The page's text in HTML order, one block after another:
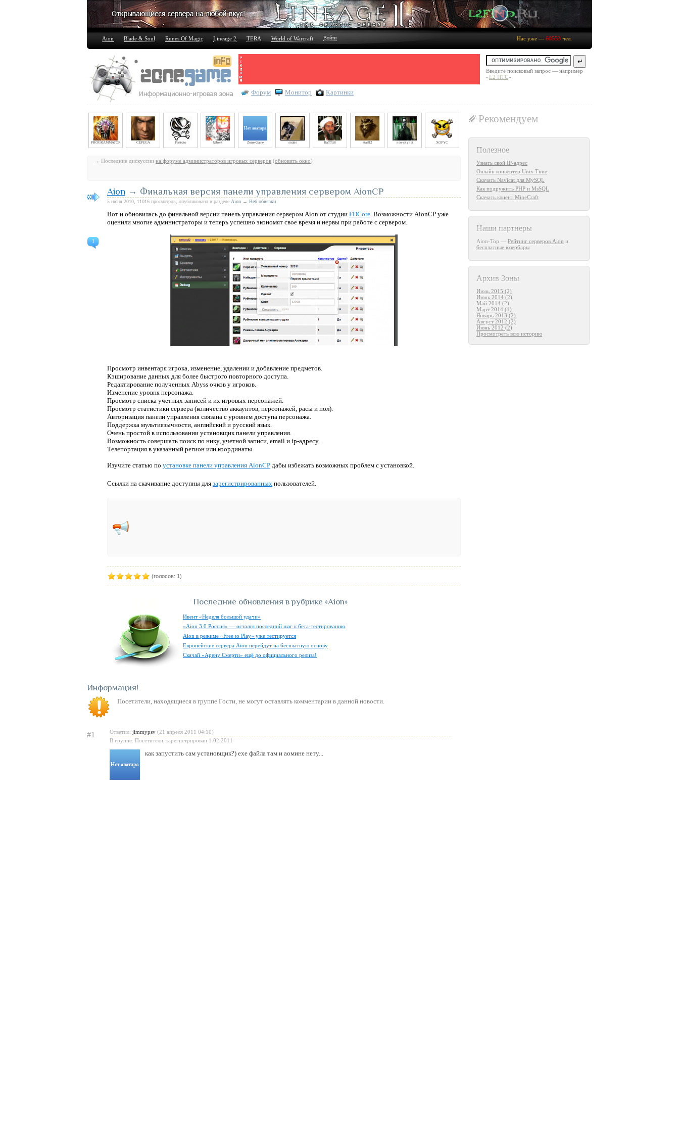
Aion Blade & Soul Runes Of Magic Lineage 2 TERA World of Warcraft Войти Нас уже — 60553 чел.
Введите поисковый запрос — например
«L2 ПТС»
Форум Монитор Картинки
PROGRAMMATOR CEPEGA Perfecto kiberk Zone-Game snake HaTTaB stas82 neo-skynet XOPYC
→ Последние дискуссии на форуме администраторов игровых серверов (обновить окно)
1
Aion → Финальная версия панели управления сервером AionCP
5 июня 2010, 11016 просмотров, опубликовано в разделе Aion → Веб обвязки
Вот и обновилась до финальной версии панель управления сервером Aion от студии FDCore. Возможности AionCP уже
оценили многие администраторы и теперь успешно экономят свое время и нервы при работе с сервером.
Просмотр инвентаря игрока, изменение, удалении и добавление предметов.
Кэширование данных для более быстрого повторного доступа.
Редактирование полученных Abyss очков у игроков.
Изменение уровня персонажа.
Просмотр списка учетных записей и их игровых персонажей.
Просмотр статистики сервера (количество аккаунтов, персонажей, расы и пол).
Авторизация панели управления связана с уровнем доступа персонажа.
Поддержка мультиязычности, английский и русский язык.
Очень простой в использовании установщик панели управления.
Возможность совершать поиск по нику, учетной записи, email и ip-адресу.
Телепортация в указанный регион или координаты.
Изучите статью по установке панели управления AionCP дабы избежать возможных проблем с установкой.
Ссылки на скачивание доступны для зарегистрированных пользователей.
(голосов: 1)
Последние обновления в рубрике «Aion»
Ивент «Неделя большой удачи»
«Aion 3.0 Россия» — остался последний шаг к бета-тестированию
Aion в режиме «Free to Play» уже тестируется
Европейские сервера Aion перейдут на бесплатную основу
Скачай «Арену Смерти» ещё до официального релиза!
Информация
Посетители, находящиеся в группе Гости, не могут оставлять комментарии в данной новости.
#1 Ответил: jimmypsv (21 апреля 2011 04:10)
В группе: Посетители, зарегистрирован 1.02.2011
как запустить сам установщик?) ехе файла там и аомине нету...
Рекомендуем
Полезное
Узнать свой IP-адрес
Онлайн конвертер Unix Time
Скачать Navicat для MySQL
Как подружить PHP и MsSQL
Скачать клиент MineCraft
Наши партнеры
Aion-Top — Рейтинг серверов Aion и
бесплатные юзербары
Архив Зоны
Июль 2015 (2)
Июнь 2014 (2)
Май 2014 (2)
Март 2014 (1)
Январь 2013 (2)
Август 2012 (2)
Июнь 2012 (2)
Просмотреть всю историю